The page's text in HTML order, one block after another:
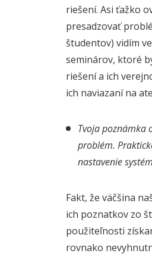
riešení. Asi ťažko
presadzovať
študentov) vidím
seminárov, ktoré
riešení a ich
ich naviazaní na
Tvoja poznámka
problém.
nastavenie
Fakt, že väčšina
ich poznatkov zo
použiteľnosti
rovnako